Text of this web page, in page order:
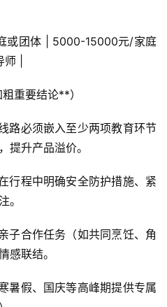
或团体 | 5000-15000元/家庭
|
重要结论**）
路必须嵌入至少两项教育环节
提升产品溢价。
行程中明确安全防护措施、紧
。
子合作任务（如共同烹饪、角
感联结。
暑假、国庆等高峰期提供专属